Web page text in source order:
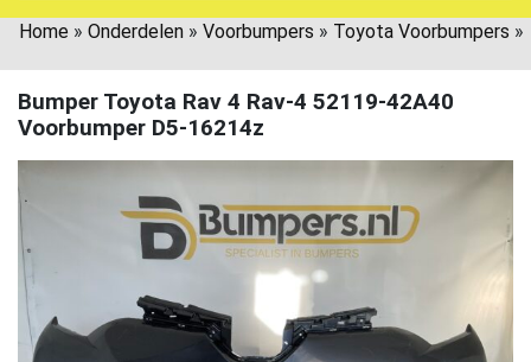
Home » Onderdelen » Voorbumpers » Toyota Voorbumpers »
Bumper Toyota Rav 4 Rav-4 52119-42A40
Voorbumper D5-16214z